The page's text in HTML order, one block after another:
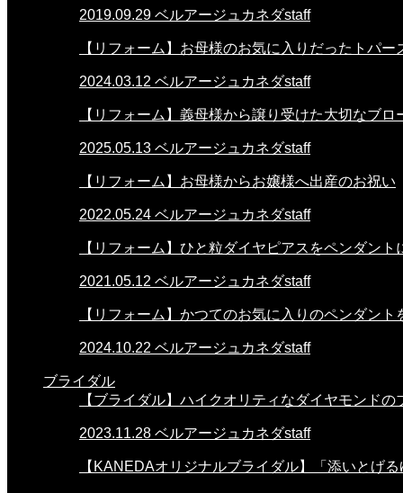
2019.09.29 ベルアージュカネダstaff
【リフォーム】お母様のお気に入りだったトパー
2024.03.12 ベルアージュカネダstaff
【リフォーム】義母様から譲り受けた大切なブ
2025.05.13 ベルアージュカネダstaff
【リフォーム】お母様からお嬢様へ出産のお祝い
2022.05.24 ベルアージュカネダstaff
【リフォーム】ひと粒ダイヤピアスをペンダント
2021.05.12 ベルアージュカネダstaff
【リフォーム】かつてのお気に入りのペンダント
2024.10.22 ベルアージュカネダstaff
ブライダル
【ブライダル】ハイクオリティなダイヤモンドの
2023.11.28 ベルアージュカネダstaff
【KANEDAオリジナルブライダル】「添いとげる